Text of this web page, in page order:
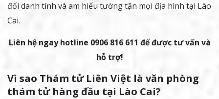
đối danh tính và am hiểu tường tận mọi địa hình tại Lào
Cai.
Liên hệ ngay hotline 0906 816 611 để được tư vấn và
hỗ trợ!
Vì sao Thám tử Liên Việt là văn phòng
thám tử hàng đầu tại Lào Cai?